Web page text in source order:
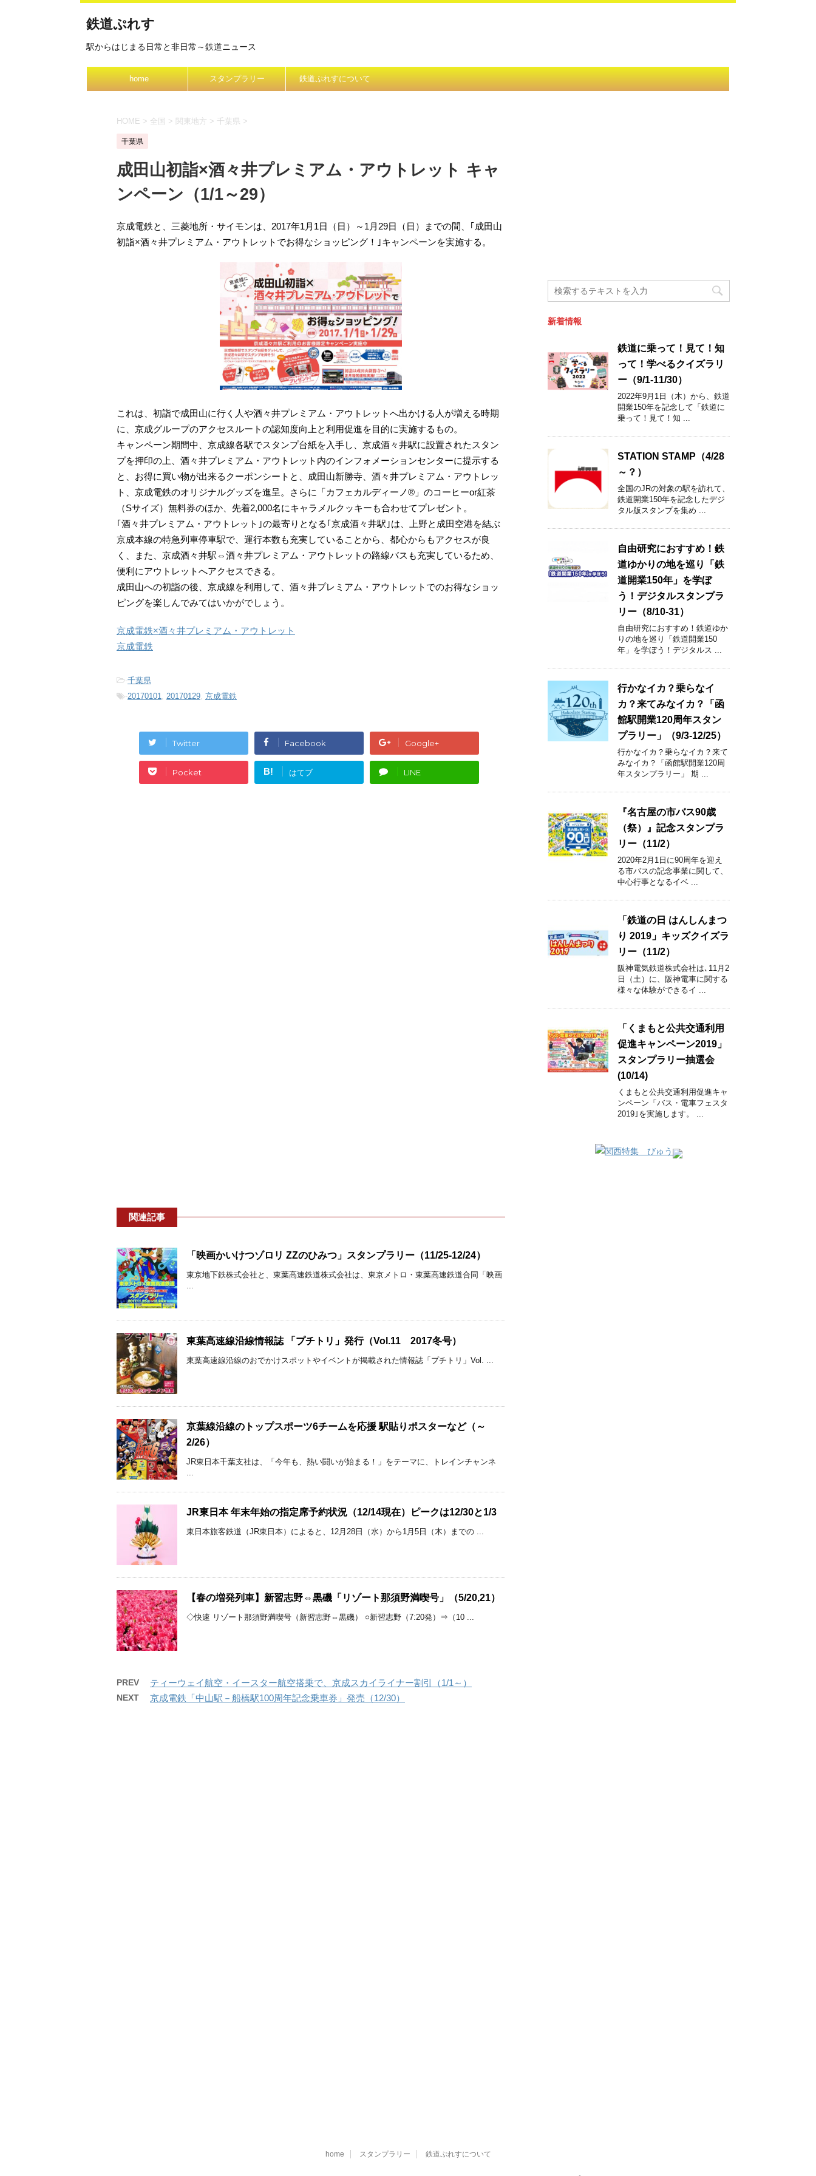
鉄道ぷれす
駅からはじまる日常と非日常～鉄道ニュース
home スタンプラリー 鉄道ぷれすについて
HOME > 全国 > 関東地方 > 千葉県 >
千葉県
成田山初詣×酒々井プレミアム・アウトレット キャ
ンペーン（1/1～29）
京成電鉄と、三菱地所・サイモンは、2017年1月1日（日）～1月29日（日）までの間、｢成田山
初詣×酒々井プレミアム・アウトレットでお得なショッピング！｣キャンペーンを実施する。
これは、初詣で成田山に行く人や酒々井プレミアム・アウトレットへ出かける人が増える時期
に、京成グループのアクセスルートの認知度向上と利用促進を目的に実施するもの。
キャンペーン期間中、京成線各駅でスタンプ台紙を入手し、京成酒々井駅に設置されたスタン
プを押印の上、酒々井プレミアム・アウトレット内のインフォメーションセンターに提示する
と、お得に買い物が出来るクーポンシートと、成田山新勝寺、酒々井プレミアム・アウトレッ
ト、京成電鉄のオリジナルグッズを進呈。さらに「カフェカルディーノ®」のコーヒーor紅茶
（Sサイズ）無料券のほか、先着2,000名にキャラメルクッキーも合わせてプレゼント。
｢酒々井プレミアム・アウトレット｣の最寄りとなる｢京成酒々井駅｣は、上野と成田空港を結ぶ
京成本線の特急列車停車駅で、運行本数も充実していることから、都心からもアクセスが良
く、また、京成酒々井駅⇔酒々井プレミアム・アウトレットの路線バスも充実しているため、
便利にアウトレットへアクセスできる。
成田山への初詣の後、京成線を利用して、酒々井プレミアム・アウトレットでのお得なショッ
ピングを楽しんでみてはいかがでしょう。
京成電鉄×酒々井プレミアム・アウトレット
京成電鉄
-千葉県
-20170101, 20170129, 京成電鉄
Twitter Facebook Google+
Pocket B! はてブ LINE
関連記事
「映画かいけつゾロリ ZZのひみつ」スタンプラリー（11/25-12/24）
東京地下鉄株式会社と、東葉高速鉄道株式会社は、東京メトロ・東葉高速鉄道合同「映画
...
東葉高速線沿線情報誌 「プチトリ」発行（Vol.11 2017冬号）
東葉高速線沿線のおでかけスポットやイベントが掲載された情報誌「プチトリ」Vol. ...
京葉線沿線のトップスポーツ6チームを応援 駅貼りポスターなど（～
2/26）
JR東日本千葉支社は、「今年も、熱い闘いが始まる！」をテーマに、トレインチャンネ
...
JR東日本 年末年始の指定席予約状況（12/14現在）ピークは12/30と1/3
東日本旅客鉄道（JR東日本）によると、12月28日（水）から1月5日（木）までの ...
【春の増発列車】新習志野⇔黒磯「リゾート那須野満喫号」（5/20,21）
◇快速 リゾート那須野満喫号（新習志野⇔黒磯） ○新習志野（7:20発）⇒（10 ...
PREV ティーウェイ航空・イースター航空搭乗で、京成スカイライナー割引（1/1～）
NEXT 京成電鉄「中山駅－船橋駅100周年記念乗車券」発売（12/30）
新着情報
鉄道に乗って！見て！知
って！学べるクイズラリ
ー（9/1-11/30）
2022年9月1日（木）から、鉄道
開業150年を記念して「鉄道に
乗って！見て！知 ...
STATION STAMP（4/28
～？）
全国のJRの対象の駅を訪れて、
鉄道開業150年を記念したデジ
タル版スタンプを集め ...
自由研究におすすめ！鉄
道ゆかりの地を巡り「鉄
道開業150年」を学ぼ
う！デジタルスタンプラ
リー（8/10-31）
自由研究におすすめ！鉄道ゆか
りの地を巡り「鉄道開業150
年」を学ぼう！デジタルス ...
行かなイカ？乗らなイ
カ？来てみなイカ？「函
館駅開業120周年スタン
プラリー」（9/3-12/25）
行かなイカ？乗らなイカ？来て
みなイカ？「函館駅開業120周
年スタンプラリー」 期 ...
『名古屋の市バス90歳
（祭）』記念スタンプラ
リー（11/2）
2020年2月1日に90周年を迎え
る市バスの記念事業に関して、
中心行事となるイベ ...
「鉄道の日 はんしんまつ
り 2019」キッズクイズラ
リー（11/2）
阪神電気鉄道株式会社は､11月2
日（土）に、阪神電車に関する
様々な体験ができるイ ...
「くまもと公共交通利用
促進キャンペーン2019」
スタンプラリー抽選会
(10/14)
くまもと公共交通利用促進キャ
ンペーン「バス・電車フェスタ
2019｣を実施します。 ...
home スタンプラリー 鉄道ぷれすについて